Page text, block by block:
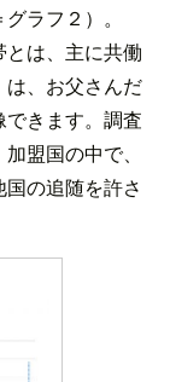
ラフ２）。
とは、主に共働
は、お父さんだ
きます。調査
盟国の中で、
の追随を許さ